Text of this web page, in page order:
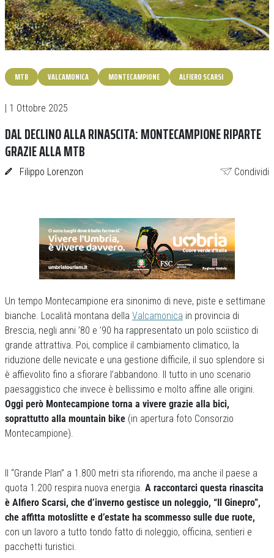
MTB VALCAMONICA MONTECAMPIONE ALFIERO SCARSI
| 1 Ottobre 2025
DAL DECLINO ALLA RINASCITA: MONTECAMPIONE RIPARTE
GRAZIE ALLA MTB
Filippo Lorenzon Condividi
Un tempo Montecampione era sinonimo di neve, piste e settimane
bianche. Località montana della Valcamonica in provincia di
Brescia, negli anni ’80 e ’90 ha rappresentato un polo sciistico di
grande attrattiva. Poi, complice il cambiamento climatico, la
riduzione delle nevicate e una gestione difficile, il suo splendore si
è affievolito fino a sfiorare l’abbandono. Il tutto in uno scenario
paesaggistico che invece è bellissimo e molto affine alle origini.
Oggi però Montecampione torna a vivere grazie alla bici,
soprattutto alla mountain bike (in apertura foto Consorzio
Montecampione).
Il “Grande Plan” a 1.800 metri sta rifiorendo, ma anche il paese a
quota 1.200 respira nuova energia. A raccontarci questa rinascita
è Alfiero Scarsi, che d’inverno gestisce un noleggio, “Il Ginepro”,
che affitta motoslitte e d’estate ha scommesso sulle due ruote,
con un lavoro a tutto tondo fatto di noleggio, officina, sentieri e
pacchetti turistici.